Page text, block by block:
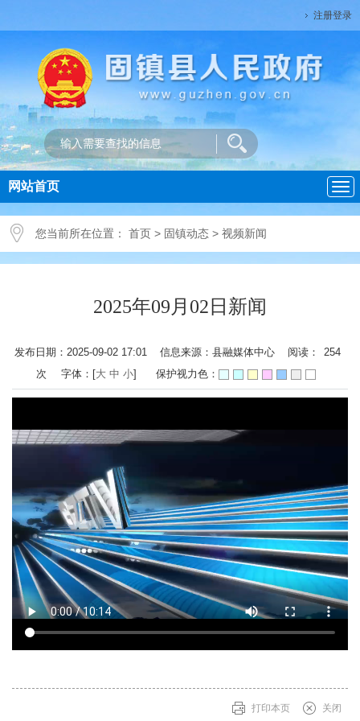
注册登录
导
航
网站首页
您当前所在位置： 首页 > 固镇动态 > 视频新闻
2025年09月02日新闻
发布日期：2025-09-02 17:01 信息来源：县融媒体中心 阅读：
254
次
字体：[大 中 小] 保护视力色：
打印本页 关闭